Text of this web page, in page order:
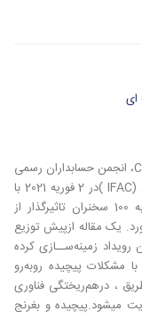
انجمن حسابداران حرفهای خبره کانادا (CPA(Canada، انجمن حسابداران رسمی
اسکاتلند (ICAS ) و فدراسیون بین‌المللی حسابداران (IFAC )در 2 فوریه 2021 با
همکاری یکدیگر میزگردی برگزار کردند که نزدیک به 100 سخنران تاثیرگذار از
یک مقاله ازپیش توزیع‌
زمینه‌ســازی کرده
مشکلات پیچیده روبه‌رو
، درهم‌ریختگی فناوری
میشود.پیچیده و بغرنج